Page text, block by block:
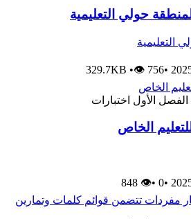
لمنطقة حولي التعليمية
التعليمية
•
329.7KB •👁 756
الفصل الأول اختبارات
للتعليم الخاص
•
0
•
👁 848